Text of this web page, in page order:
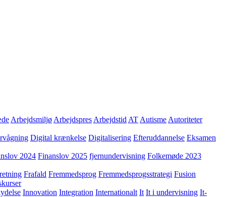
Arbejdsmiljø Arbejdspres Arbejdstid AT Autisme Autoriteter
Digital krænkelse Digitalisering Efteruddannelse Eksamen
2024 Finanslov 2025 fjernundervisning Folkemøde 2023
Frafald Fremmedsprog Fremmedsprogsstrategi Fusion
Innovation Integration Internationalt It It i undervisning It-